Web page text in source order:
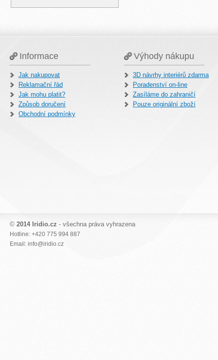
Informace
Jak nakupovat
Reklamační řád
Jak mohu platit?
Způsob doručení
Obchodní podmínky
Výhody nákupu
3D návrhy interiérů zdarma
Poradenství on-line
Zasíláme do zahraničí
Pouze originální zboží
© 2014 Iridio.cz - všechna práva vyhrazena
Hotline: +420 775 994 887
Email: info@iridio.cz